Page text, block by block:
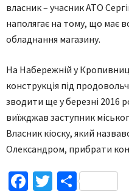
власник – учасник АТО
наполягає на тому, що має
обладнання магазину.
На Набережній у
конструкція під
зводити ще у березні 2016
виїжджав заступник
Власник кіоску, який
Олександром, прибрати
Facebook
Twitter